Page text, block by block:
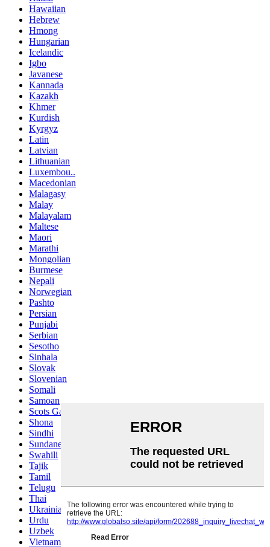
Hawaiian
Hebrew
Hmong
Hungarian
Icelandic
Igbo
Javanese
Kannada
Kazakh
Khmer
Kurdish
Kyrgyz
Latin
Latvian
Lithuanian
Luxembou..
Macedonian
Malagasy
Malay
Malayalam
Maltese
Maori
Marathi
Mongolian
Burmese
Nepali
Norwegian
Pashto
Persian
Punjabi
Serbian
Sesotho
Sinhala
Slovak
Slovenian
Somali
Samoan
Scots Gaelic
Shona
Sindhi
Sundanese
Swahili
Tajik
Tamil
Telugu
Thai
Ukrainian
Urdu
Uzbek
Vietnamese